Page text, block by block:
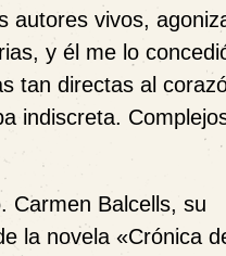
autores vivos,
y él me lo
tan directas al
indiscreta.
Carmen Balcells, su
la novela «Crónica